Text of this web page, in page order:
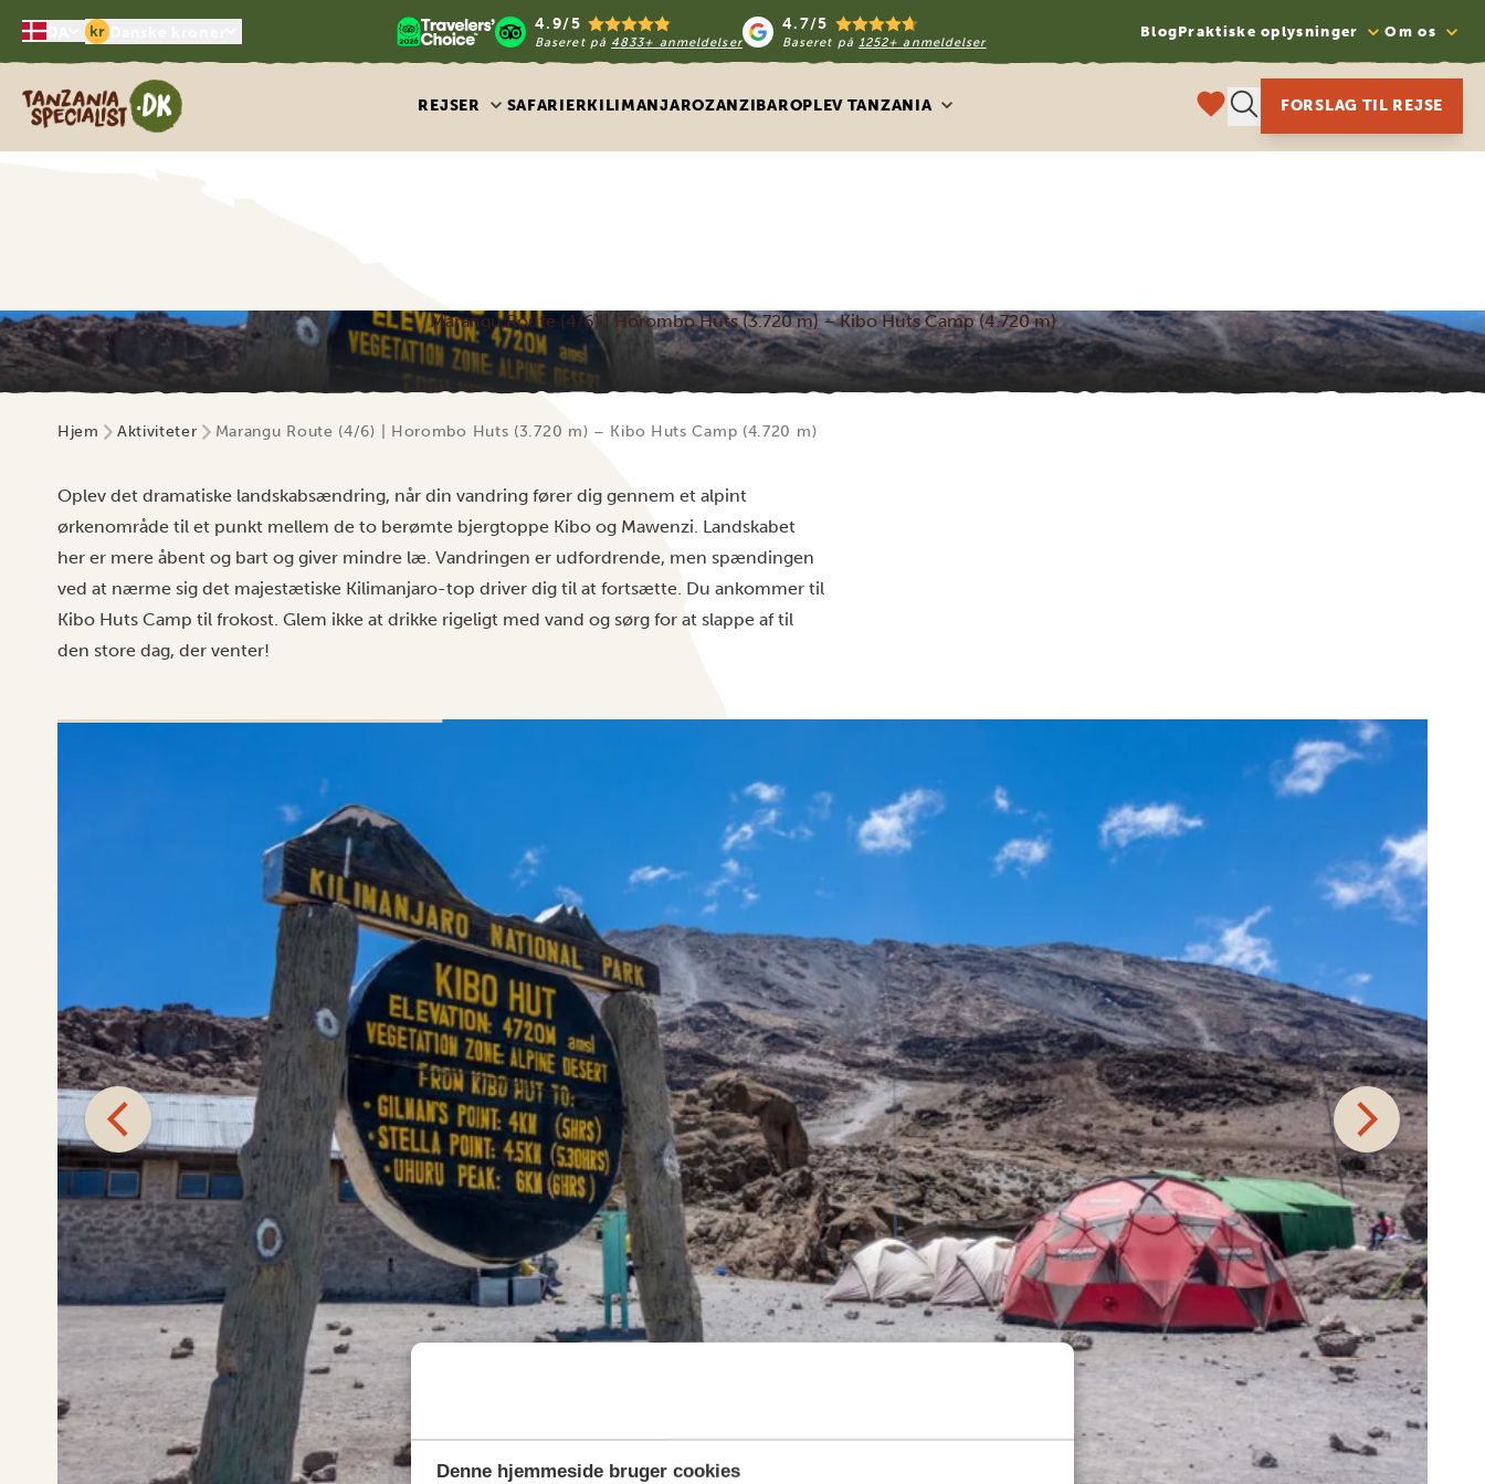
Denne hjemmeside bruger cookies
kr 4.9/5
Baseret på 4833+ anmeldelser
4.7/5
Baseret på 1252+ anmeldelser
BlogPraktiske oplysninger Om os
Tanzania Specialist
REJSER SAFARIERKILIMANJAROZANZIBAROPLEV TANZANIA FORSLAG TIL REJSE
Marangu Route (4/6) | Horombo Huts (3.720 m) – Kibo Huts Camp (4.720 m)
Hjem Aktiviteter Marangu Route (4/6) | Horombo Huts (3.720 m) – Kibo Huts Camp (4.720 m)
Oplev det dramatiske landskabsændring, når din vandring fører dig gennem et alpint
ørkenområde til et punkt mellem de to berømte bjergtoppe Kibo og Mawenzi. Landskabet
her er mere åbent og bart og giver mindre læ. Vandringen er udfordrende, men spændingen
ved at nærme sig det majestætiske Kilimanjaro-top driver dig til at fortsætte. Du ankommer til
Kibo Huts Camp til frokost. Glem ikke at drikke rigeligt med vand og sørg for at slappe af til
den store dag, der venter!